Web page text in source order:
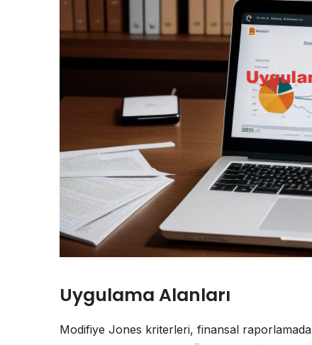
Uygulama Alanları
Modifiye Jones kriterleri, finansal